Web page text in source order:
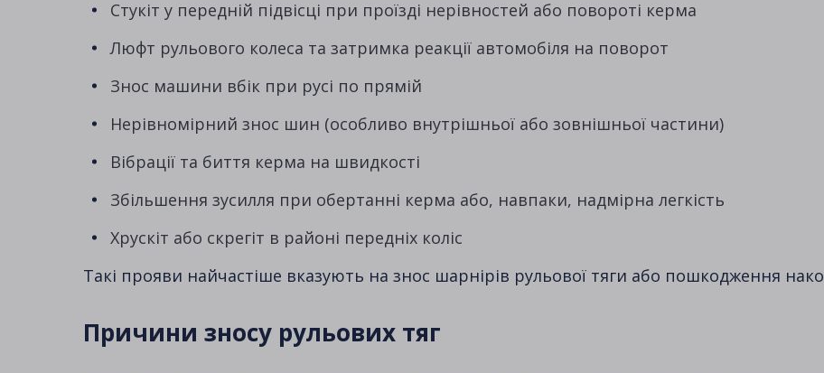
Стукіт у передній підвісці при проїзді нерівностей або повороті керма
Люфт рульового колеса та затримка реакції автомобіля на поворот
Знос машини вбік при русі по прямій
Нерівномірний знос шин (особливо внутрішньої або зовнішньої частини)
Вібрації та биття керма на швидкості
Збільшення зусилля при обертанні керма або, навпаки, надмірна легкість
Хрускіт або скрегіт в районі передніх коліс
Такі прояви найчастіше вказують на знос шарнірів рульової тяги або пошкодження
Причини зносу рульових тяг